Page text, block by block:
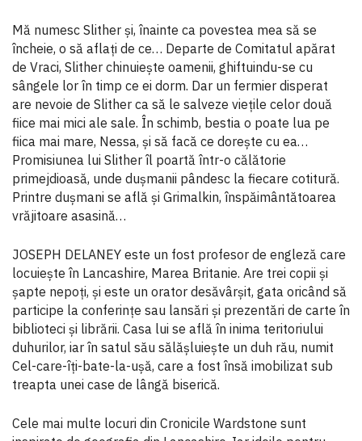
Mă numesc Slither și, înainte ca povestea mea să se
încheie, o să aflați de ce… Departe de Comitatul apărat
de Vraci, Slither chinuiește oamenii, ghiftuindu-se cu
sângele lor în timp ce ei dorm. Dar un fermier disperat
are nevoie de Slither ca să le salveze viețile celor două
fiice mai mici ale sale. În schimb, bestia o poate lua pe
fiica mai mare, Nessa, și să facă ce dorește cu ea…
Promisiunea lui Slither îl poartă într-o călătorie
primejdioasă, unde dușmanii pândesc la fiecare cotitură.
Printre dușmani se află și Grimalkin, înspăimântătoarea
vrăjitoare asasină…
JOSEPH DELANEY este un fost profesor de engleză care
locuiește în Lancashire, Marea Britanie. Are trei copii și
șapte nepoți, și este un orator desăvârșit, gata oricând să
participe la conferințe sau lansări și prezentări de carte în
biblioteci și librării. Casa lui se află în inima teritoriului
duhurilor, iar în satul său sălășluiește un duh rău, numit
Cel-care-îți-bate-la-ușă, care a fost însă imobilizat sub
treapta unei case de lângă biserică.
Cele mai multe locuri din Cronicile Wardstone sunt